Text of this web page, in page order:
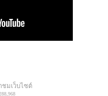
ชมเว็บไซต์